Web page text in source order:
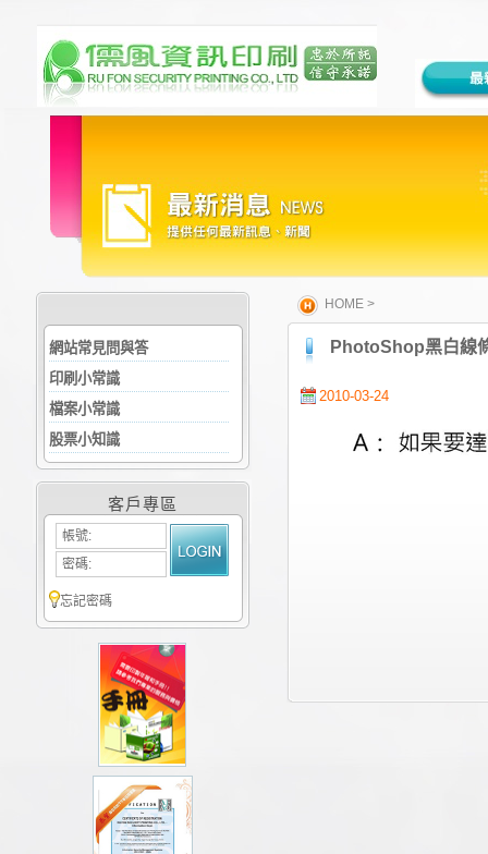
網站常見問與答
印刷小常識
檔案小常識
股票小知識
客戶專區
帳號:
密碼:
忘記密碼
HOME >
PhotoShop黑白線
2010-03-24